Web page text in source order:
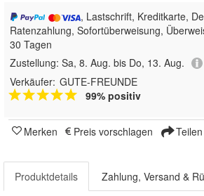
, Lastschrift, Kreditkarte,
Ratenzahlung, Sofortüberweisung,
30 Tagen
Zustellung: Sa, 8. Aug. bis Do, 13. Aug.
Verkäufer: GUTE-FREUNDE
99% positiv
Merken Preis vorschlagen Teilen
Produktdetails Zahlung, Versand &